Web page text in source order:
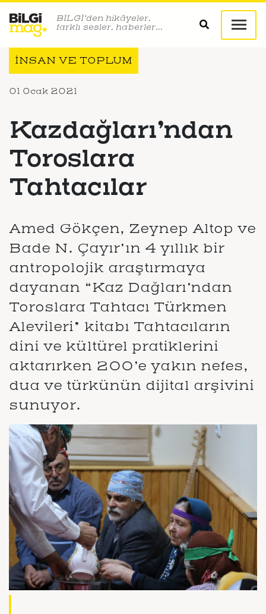
BİLGİ’den hikâyeler,
farklı sesler, haberler…
İNSAN VE TOPLUM
01 Ocak 2021
Kazdağları’ndan
Toroslara
Tahtacılar
Amed Gökçen, Zeynep Altop ve
Bade N. Çayır’ın 4 yıllık bir
antropolojik araştırmaya
dayanan “Kaz Dağları’ndan
Toroslara Tahtacı Türkmen
Alevileri” kitabı Tahtacıların
dini ve kültürel pratiklerini
aktarırken 200’e yakın nefes,
dua ve türkünün dijital arşivini
sunuyor.